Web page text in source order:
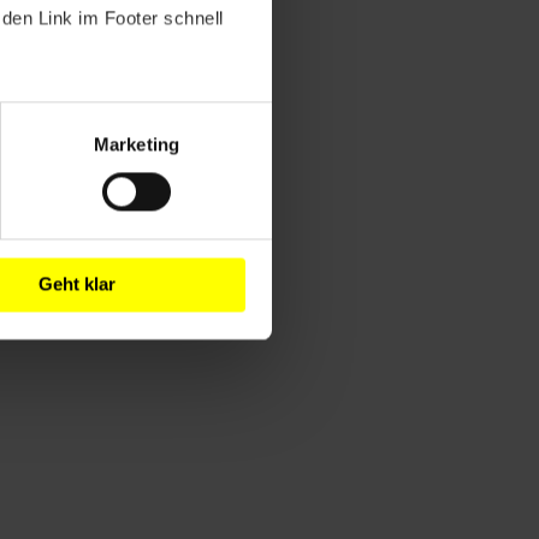
Link im Footer schnell
Marketing
Geht klar